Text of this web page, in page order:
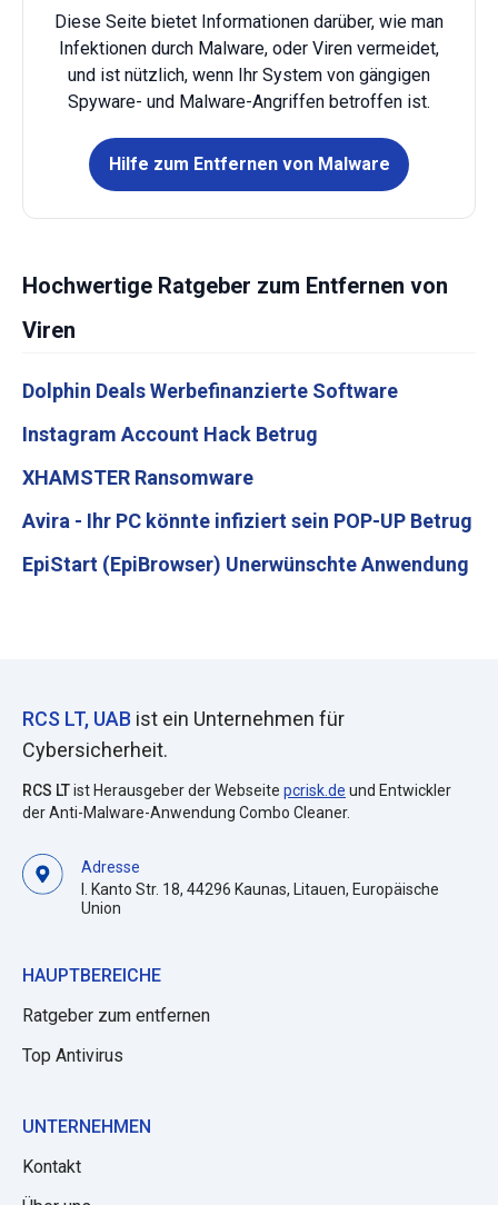
Diese Seite bietet Informationen darüber, wie man
Infektionen durch Malware, oder Viren vermeidet,
und ist nützlich, wenn Ihr System von gängigen
Spyware- und Malware-Angriffen betroffen ist.
Hilfe zum Entfernen von Malware
Hochwertige Ratgeber zum Entfernen von
Viren
Dolphin Deals Werbefinanzierte Software
Instagram Account Hack Betrug
XHAMSTER Ransomware
Avira - Ihr PC könnte infiziert sein POP-UP Betrug
EpiStart (EpiBrowser) Unerwünschte Anwendung
RCS LT, UAB ist ein Unternehmen für
Cybersicherheit.
RCS LTist Herausgeber der Webseite pcrisk.de und Entwickler
der Anti-Malware-Anwendung Combo Cleaner.
Adresse
I. Kanto Str. 18, 44296 Kaunas, Litauen, Europäische
Union
HAUPTBEREICHE
Ratgeber zum entfernen
Top Antivirus
UNTERNEHMEN
Kontakt